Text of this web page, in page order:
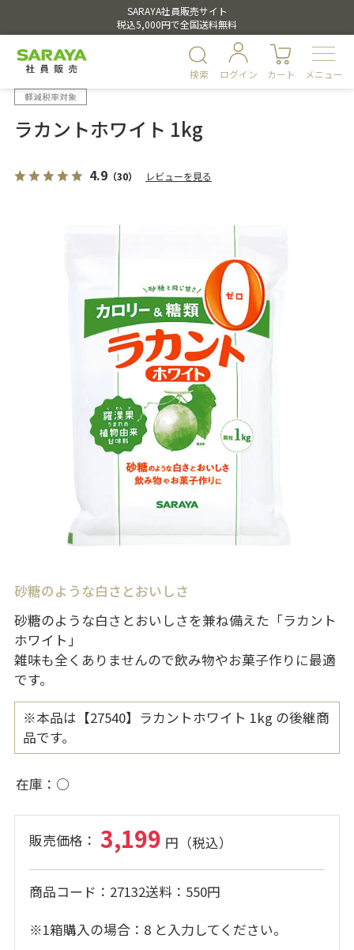
SARAYA社員販売サイト
税込5,000円で全国送料無料
検索 ログイン カート メニュー
ラカントホワイト 1kg
4.9（30） レビューを見る
砂糖のような白さとおいしさ
砂糖のような白さとおいしさを兼ね備えた「ラカント
ホワイト」
雑味も全くありませんので飲み物やお菓子作りに最適
です。
※本品は【27540】ラカントホワイト 1kg の後継商
品です。
在庫 ○
3,199
商品コード 27132送料 550円
※1箱購入の場合：8 と入力してください。